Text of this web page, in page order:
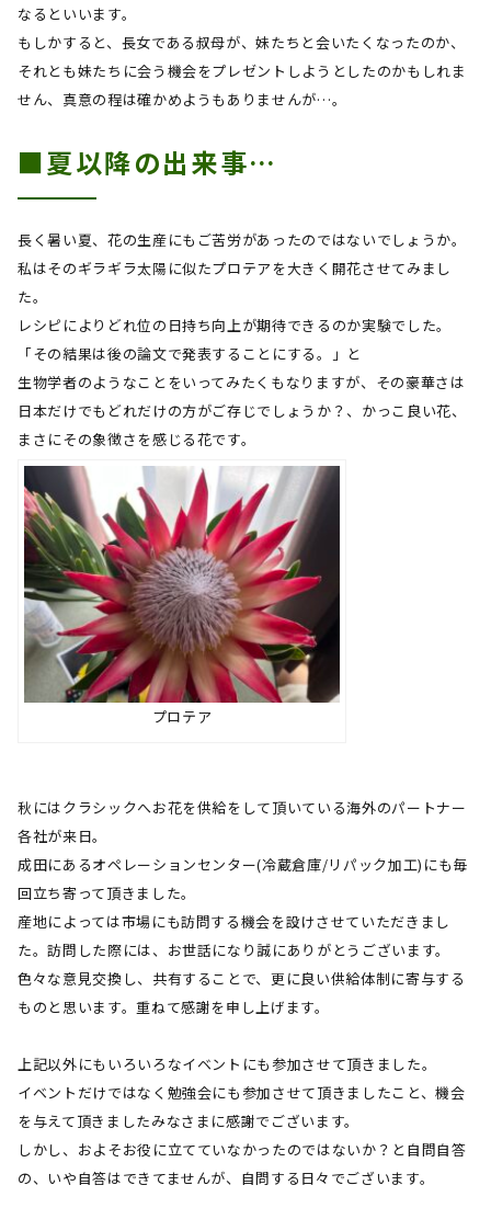
なるといいます。
もしかすると、長女である叔母が、妹たちと会いたくなったのか、
それとも妹たちに会う機会をプレゼントしようとしたのかもしれま
せん、真意の程は確かめようもありませんが…。
■夏以降の出来事…
長く暑い夏、花の生産にもご苦労があったのではないでしょうか。
私はそのギラギラ太陽に似たプロテアを大きく開花させてみまし
た。
レシピによりどれ位の日持ち向上が期待できるのか実験でした。
「その結果は後の論文で発表することにする。」と
生物学者のようなことをいってみたくもなりますが、その豪華さは
日本だけでもどれだけの方がご存じでしょうか？、かっこ良い花、
まさにその象徴さを感じる花です。
プロテア
秋にはクラシックへお花を供給をして頂いている海外のパートナー
各社が来日。
成田にあるオペレーションセンター(冷蔵倉庫/リパック加工) にも毎
回立ち寄って頂きました。
産地によっては市場にも訪問する機会を設けさせていただきまし
た。訪問した際には、お世話になり誠にありがとうございます。
色々な意見交換し、共有することで、更に良い供給体制に寄与する
ものと思います。重ねて感謝を申し上げます。
上記以外にもいろいろなイベントにも参加させて頂きました。
イベントだけではなく勉強会にも参加させて頂きましたこと、機会
を与えて頂きましたみなさまに感謝でございます。
しかし、およそお役に立てていなかったのではないか？と自問自答
の、いや自答はできてませんが、自問する日々でございます。